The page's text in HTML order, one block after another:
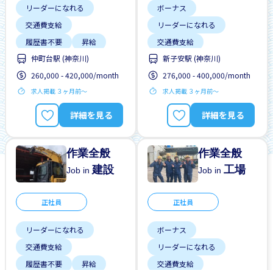
リーダーになれる
交通費支給
履歴書不要
昇給
未経験OK
正社員登用あり
残業少ない
男性歓迎
自転車通勤
仲町台駅 (神奈川)
260,000 - 420,000/month
求人掲載 ３ヶ月前〜
詳細を見る
ボーナス
リーダーになれる
交通費支給
外国人勤務中
昇給
最寄駅よりバス送迎
未経験OK
自転車通勤
新子安駅 (神奈川)
276,000 - 400,000/month
求人掲載 ３ヶ月前〜
詳細を見る
作業全般
Job in建設
正社員
リーダーになれる
交通費支給
履歴書不要
昇給
作業全般
Job in工場
正社員
ボーナス
リーダーになれる
交通費支給